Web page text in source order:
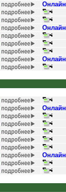
Онлайн
Онлайн
Онлайн
Онлайн
Онлайн